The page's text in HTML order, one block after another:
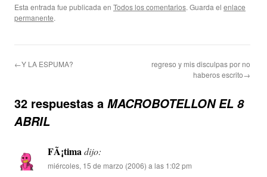
Esta entrada fue publicada en Todos los comentarios. Guarda el enlace
permanente.
←Y LA ESPUMA?
regreso y mis disculpas por no
haberos escrito→
32 respuestas a MACROBOTELLON EL 8
ABRIL
FÃ¡timadijo:
miércoles, 15 de marzo (2006) a las 1:02 pm